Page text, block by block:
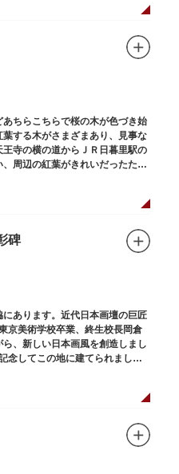
ちらこちらで桜の木が色づき始
する木がさまざまあり、見事な
寺の横の道からＪＲ日暮里駅の
周辺の紅葉がきれいだったため
碑
あります。近代日本画壇の巨匠
京美術学校卒業、終生校長岡倉
、新しい日本画風を創造しまし
念してこの地に建てられまし